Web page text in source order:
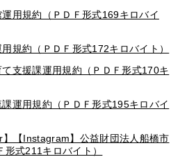
運用規約（ＰＤＦ形式169キロバイ
規約（ＰＤＦ形式172キロバイト）
て支援課運用規約（ＰＤＦ形式170キ
課運用規約（ＰＤＦ形式195キロバイ
】【Instagram】公益財団法人船橋市
式211キロバイト）